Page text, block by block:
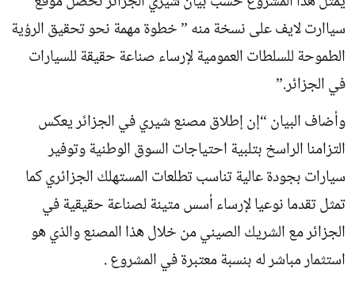
سياارت لايف على نسخة منه ” خطوة مهمة نحو تحقيق الرؤية
الطموحة للسلطات العمومية لإرساء صناعة حقيقة للسيارات
في الجزائر.”
وأضاف البيان “إن إطلاق مصنع شيري في الجزائر يعكس
التزامنا الراسخ بتلبية احتياجات السوق الوطنية وتوفير
سيارات بجودة عالية تناسب تطلعات المستهلك الجزائري كما
تمثل تقدما نوعيا لإرساء أسس متينة لصناعة حقيقية في
الجزائر مع الشريك الصيني من خلال هذا المصنع والذي هو
استثمار مباشر له بنسبة معتبرة في المشروع .